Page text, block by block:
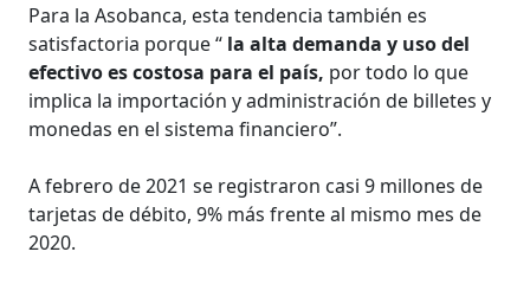
Para la Asobanca, esta tendencia también es
satisfactoria porque “ la alta demanda y uso del
efectivo es costosa para el país, por todo lo que
implica la importación y administración de billetes y
monedas en el sistema financiero”.
A febrero de 2021 se registraron casi 9 millones de
tarjetas de débito, 9% más frente al mismo mes de
2020.